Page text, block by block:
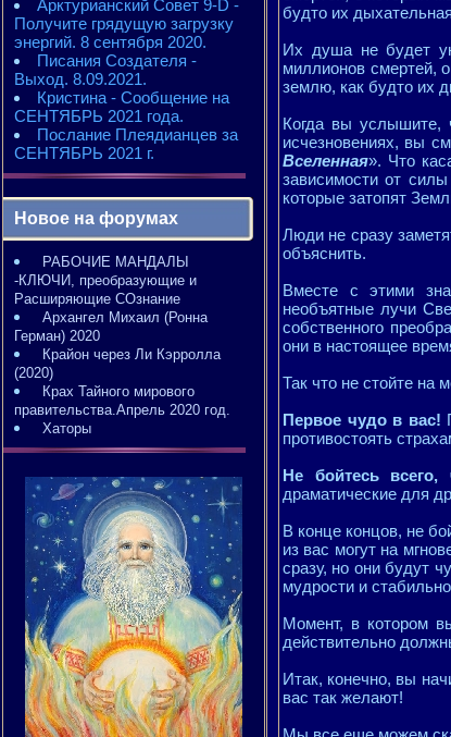
Арктурианский Совет 9-D -
Получите грядущую загрузку
энергий. 8 сентября 2020.
Писания Создателя -
Выход. 8.09.2021.
Кристина - Сообщение на
СЕНТЯБРЬ 2021 года.
Послание Плеядианцев за
СЕНТЯБРЬ 2021 г.
Новое на форумах
РАБОЧИЕ МАНДАЛЫ
-КЛЮЧИ, преобразующие и
Расширяющие СОзнание
Архангел Михаил (Ронна
Герман) 2020
Крайон через Ли Кэрролла
(2020)
Крах Тайного мирового
правительства.Апрель 2020 год.
Хаторы
будто их
Их душа не будет
миллионов смертей,
землю, как будто их
Когда вы услышите,
исчезновениях, вы
Вселенная». Что
зависимости от
которые затопят
Люди не сразу
объяснить.
Вместе с этими
необъятные лучи
собственного
они в настоящее
Так что не стойте на
Первое чудо в вас!
противостоять
Не бойтесь
драматические для
В конце концов, не
из вас могут на
сразу, но они будут
мудрости и
Момент, в котором
действительно
Итак, конечно, вы
вас так желают!